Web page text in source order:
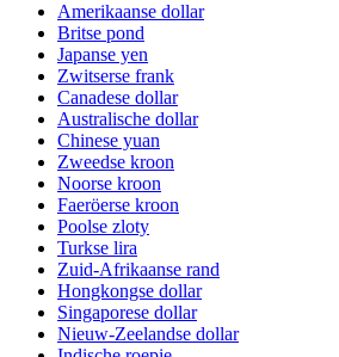
Amerikaanse dollar
Britse pond
Japanse yen
Zwitserse frank
Canadese dollar
Australische dollar
Chinese yuan
Zweedse kroon
Noorse kroon
Faeröerse kroon
Poolse zloty
Turkse lira
Zuid-Afrikaanse rand
Hongkongse dollar
Singaporese dollar
Nieuw-Zeelandse dollar